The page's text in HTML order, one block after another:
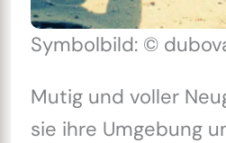
Symbolbild: ©
Mutig und voller
sie ihre Umgebung